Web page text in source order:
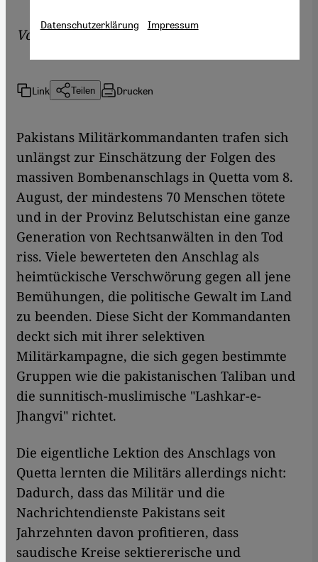
VonJames M. Dorsey
Link Teilen Drucken
Pakistans Militärkommandanten trafen sich
unlängst zur Einschätzung der Folgen des
massiven Bombenanschlags in Quetta vom 8.
August, der mindestens 70 Menschen tötete
und in der Provinz Belutschistan eine ganze
Generation von Rechtsanwälten in den Tod
riss. Viele bewerteten den Anschlag als
heimtückische Verschwörung gegen all jene
Bemühungen, die politische Gewalt im Land
zu beenden. Diese Sicht der Kommandanten
deckt sich mit ihrer selektiven
Militärkampagne, die sich gegen bestimmte
Gruppen wie die pakistanischen Taliban und
die sunnitisch-muslimische "Lashkar-e-
Jhangvi" richtet.
Die eigentliche Lektion des Anschlags von
Quetta lernten die Militärs allerdings nicht:
Dadurch, dass das Militär und die
Nachrichtendienste Pakistans seit
Jahrzehnten davon profitieren, dass
saudische Kreise sektiererische und
Datenschutzerklärung Impressum